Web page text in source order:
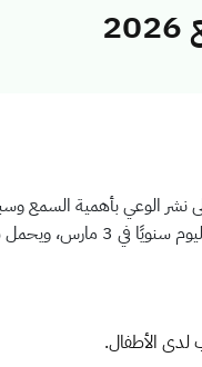
نشر الوعي بأهمية السمع
رعاية السمع لجميع الأطفال».
لدى الأطفال.